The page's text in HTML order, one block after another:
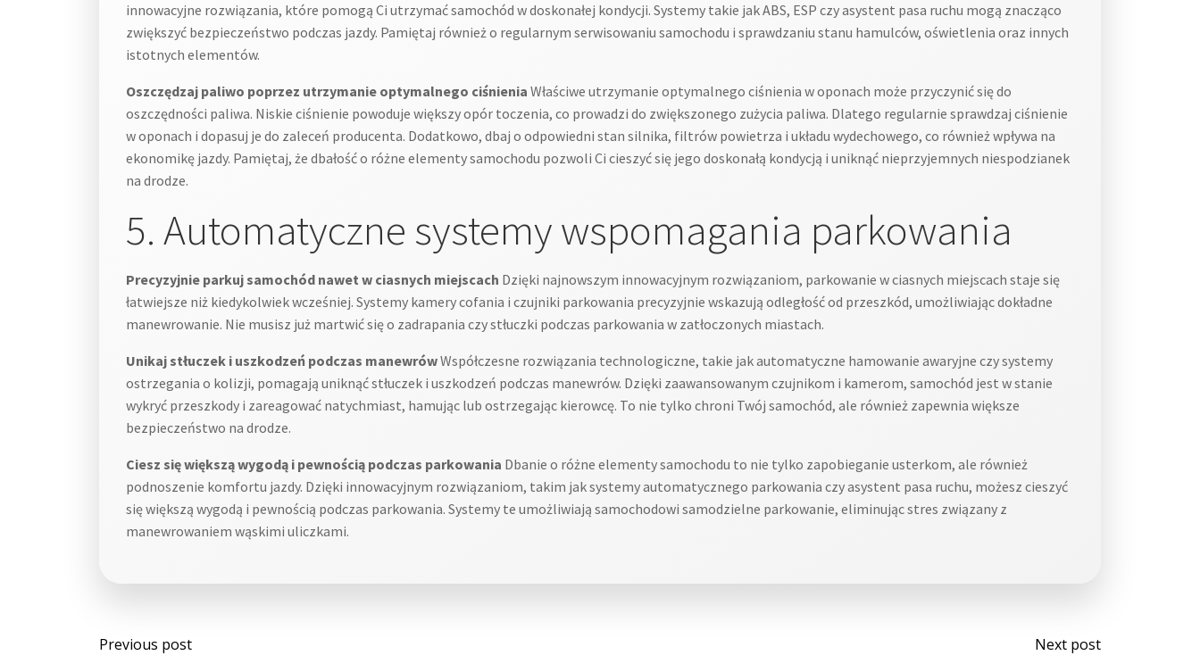
innowacyjne rozwiązania, które pomogą Ci utrzymać samochód w doskonałej kondycji. Systemy takie jak ABS, ESP czy asystent pasa ruchu mogą znacząco
zwiększyć bezpieczeństwo podczas jazdy. Pamiętaj również o regularnym serwisowaniu samochodu i sprawdzaniu stanu hamulców, oświetlenia oraz innych
istotnych elementów.
Oszczędzaj paliwo poprzez utrzymanie optymalnego ciśnienia Właściwe utrzymanie optymalnego ciśnienia w oponach może przyczynić się do
oszczędności paliwa. Niskie ciśnienie powoduje większy opór toczenia, co prowadzi do zwiększonego zużycia paliwa. Dlatego regularnie sprawdzaj ciśnienie
w oponach i dopasuj je do zaleceń producenta. Dodatkowo, dbaj o odpowiedni stan silnika, filtrów powietrza i układu wydechowego, co również wpływa na
ekonomikę jazdy. Pamiętaj, że dbałość o różne elementy samochodu pozwoli Ci cieszyć się jego doskonałą kondycją i uniknąć nieprzyjemnych niespodzianek
na drodze.
5. Automatyczne systemy wspomagania parkowania
Precyzyjnie parkuj samochód nawet w ciasnych miejscach Dzięki najnowszym innowacyjnym rozwiązaniom, parkowanie w ciasnych miejscach staje się
łatwiejsze niż kiedykolwiek wcześniej. Systemy kamery cofania i czujniki parkowania precyzyjnie wskazują odległość od przeszkód, umożliwiając dokładne
manewrowanie. Nie musisz już martwić się o zadrapania czy stłuczki podczas parkowania w zatłoczonych miastach.
Unikaj stłuczek i uszkodzeń podczas manewrówWspółczesne rozwiązania technologiczne, takie jak automatyczne hamowanie awaryjne czy systemy
ostrzegania o kolizji, pomagają uniknąć stłuczek i uszkodzeń podczas manewrów. Dzięki zaawansowanym czujnikom i kamerom, samochód jest w stanie
wykryć przeszkody i zareagować natychmiast, hamując lub ostrzegając kierowcę. To nie tylko chroni Twój samochód, ale również zapewnia większe
bezpieczeństwo na drodze.
Ciesz się większą wygodą i pewnością podczas parkowania Dbanie o różne elementy samochodu to nie tylko zapobieganie usterkom, ale również
podnoszenie komfortu jazdy. Dzięki innowacyjnym rozwiązaniom, takim jak systemy automatycznego parkowania czy asystent pasa ruchu, możesz cieszyć
się większą wygodą i pewnością podczas parkowania. Systemy te umożliwiają samochodowi samodzielne parkowanie, eliminując stres związany z
manewrowaniem wąskimi uliczkami.
Post
Previous post
Post
Next post